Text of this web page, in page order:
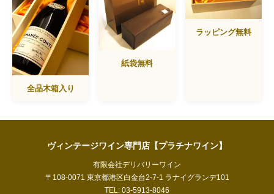
全品木箱入り
紙袋無料
ラッピング無料
ヴィンテージワイン専門店【プラチナワイン】
有限会社デリバリーワイン
〒108-0071 東京都港区白金台2-7-1 ラナイグランデ101
TEL: 03-5913-8046